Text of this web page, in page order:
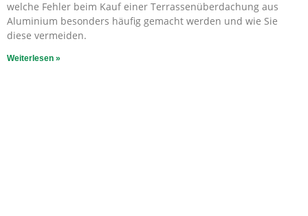
welche Fehler beim Kauf einer Terrassenüberdachung aus
Aluminium besonders häufig gemacht werden und wie Sie
diese vermeiden.
Weiterlesen »